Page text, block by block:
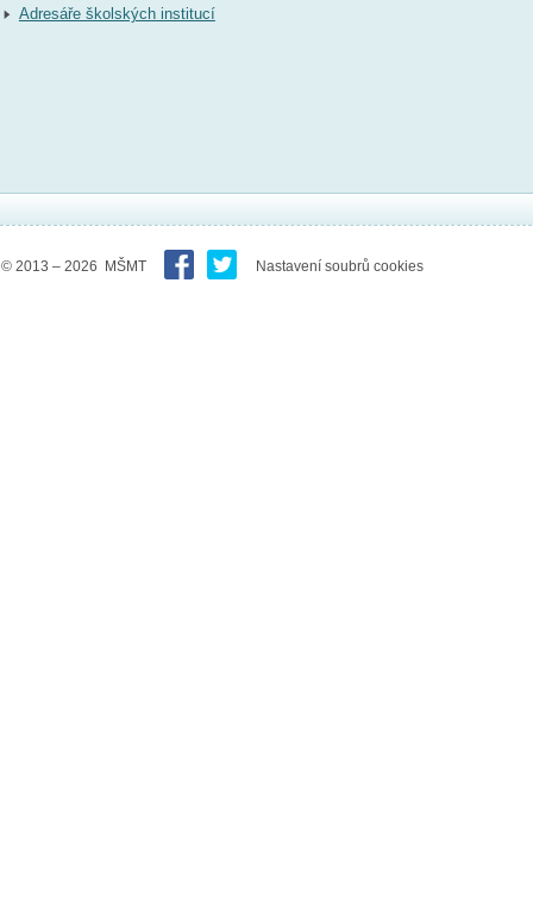
Adresáře školských institucí
© 2013 – 2026 MŠMT Nastavení soubrů cookies